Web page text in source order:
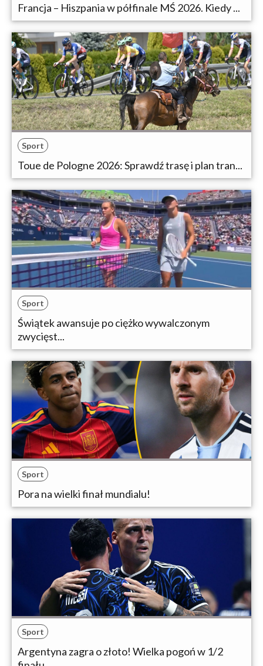
Francja – Hiszpania w półfinale MŚ 2026. Kiedy ...
Sport
Toue de Pologne 2026: Sprawdź trasę i plan tran...
Sport
Świątek awansuje po ciężko wywalczonym
zwycięst...
Sport
Pora na wielki finał mundialu!
Sport
Argentyna zagra o złoto! Wielka pogoń w 1/2